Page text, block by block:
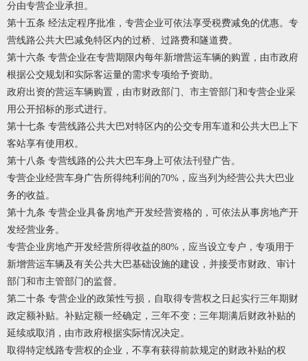
分由专营企业承担。
第十五条 经法定程序批准，专营企业可依法享受税费减免的优惠。专
营线路公共大巴减免特区内的过桥、过路费和隧道费。
第十六条 专营企业在专营期限内每年新增营运车辆的购置，由市政府
根据公交规划和实际客运量的需求专项给予资助。
政府出资的营运车辆购置，由市财政部门、市主管部门和专营企业采
用公开招标的形式进行。
第十七条 专营线路公共大巴对特区内的公交专用车道和公共大巴上下
客站享有使用权。
第十八条 专营线路的公共大巴车身上可依法刊登广告。
专营企业经营车身广告所得纯利润的70%，应当列为经营公共大巴业
务的收益。
第十九条 专营企业具备房地产开发经营资格的，可依法从事房地产开
发经营业务。
专营企业房地产开发经营所得收益的80%，应当设立专户，专项用于
新增营运车辆及有关公共大巴基础设施的建设，并接受市财政、审计
部门和市主管部门的监督。
第二十条 专营企业的政策性亏损，自取得专营权之日起实行三年期财
政定额补贴。补贴定额一经确定，三年不变；三年期满后财政补贴的
延续或取消，由市政府根据实际情况决定。
取得特定线路专营权的企业，不享有获得前款规定的财政补贴的权